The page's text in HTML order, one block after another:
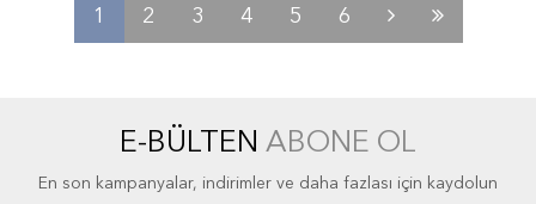
1 2 3 4 5 6
E-BÜLTEN ABONE OL
En son kampanyalar, indirimler ve daha fazlası için kaydolun